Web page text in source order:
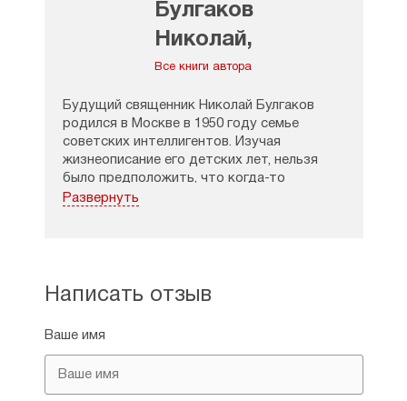
Булгаков
Николай,
священник
Все книги автора
Будущий священник Николай Булгаков
родился в Москве в 1950 году семье
советских интеллигентов. Изучая
жизнеописание его детских лет, нельзя
было предположить, что когда-то
он станет церковным пастырем. Николай
истинам: во время учёбы в Московском
дисциплины «Научный атеизм» он прочитал
Выбор в пользу журналистики был сделан
Развернуть
Написать отзыв
Ваше имя